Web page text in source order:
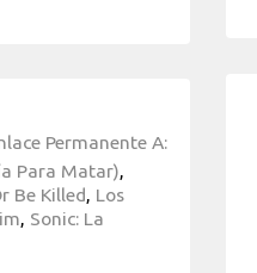
Permanente A:
Para Matar),
Be Killed, Los
, Sonic: La